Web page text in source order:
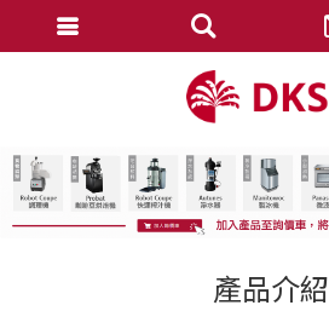
產品介紹
忘記密碼
變更密碼